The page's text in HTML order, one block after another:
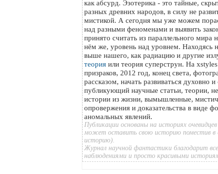
как абсурд. Эзотерика - это тайные,
разных древних народов, в силу не
мистикой. А сегодня мы уже можем
над разными феноменами и выявить
принято считать из параллельного мира
нём же, уровень над уровнем. Находясь
выше нашего, как радиацию и другие
теория или теория суперструн. На
призраков, 2012 год, конец света,
рассказом, начать развиваться духовно
публикующий научные статьи, теории,
истории из жизни, вымышленные,
опровержения и доказательства в виде
аномальных явлений.
Публикации основаны на историях
может оставить свою историю поместив в
историю).
Журнал научной фантастики благодарит
наблюдениями и просто красивыми